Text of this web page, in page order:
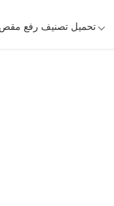
تحميل تصنيف رفع مقص